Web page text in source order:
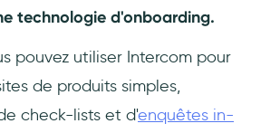
technologie d'onboarding.
pouvez utiliser Intercom pour
de produits simples,
check-lists et d'enquêtes in-